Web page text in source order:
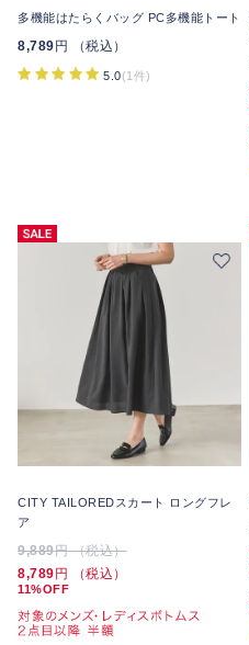
多機能はたらくバッグ PC多機能トート
8,789円 （税込）
5.0(1件)
CITY TAILOREDスカート ロングフレ
ア
9,889円 （税込）
8,789円 （税込）
11%OFF